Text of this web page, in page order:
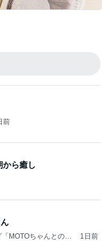
前
から癒し
MOTOちゃんとのは
1日前